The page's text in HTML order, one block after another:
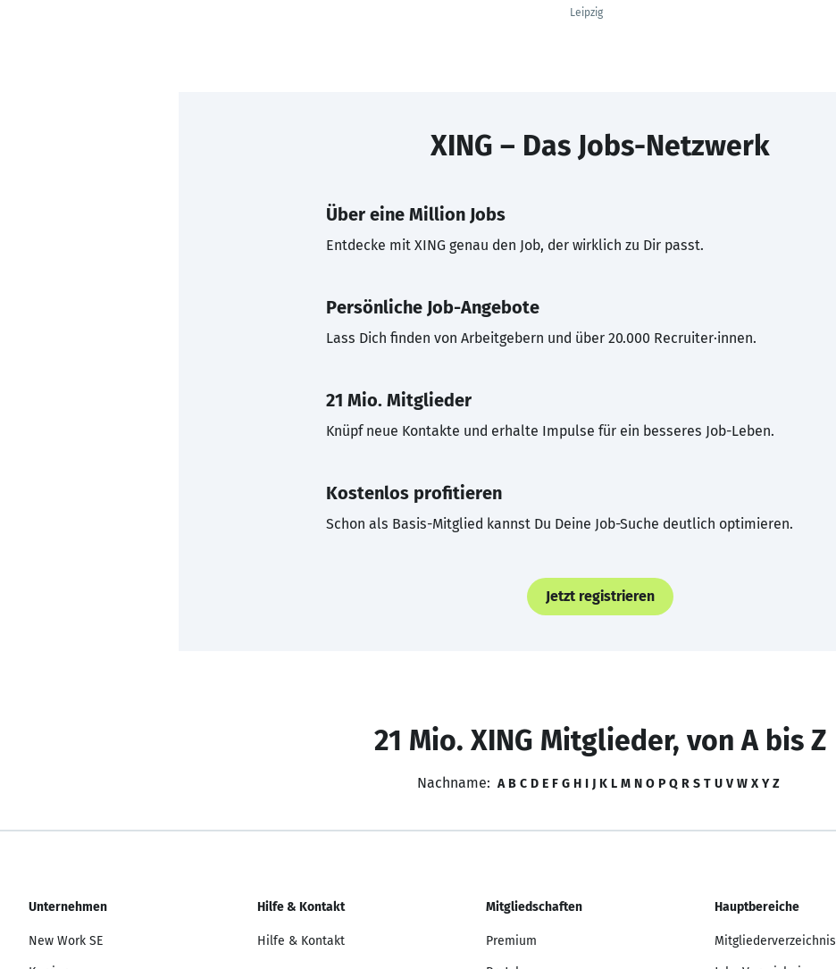
Leipzig
XING – Das Jobs-Netzwerk
Über eine Million Jobs
Entdecke mit XING genau den Job, der wirklich zu Dir passt.
Persönliche Job-Angebote
Lass Dich finden von Arbeitgebern und über 20.000 Recruiter·innen.
21 Mio. Mitglieder
Knüpf neue Kontakte und erhalte Impulse für ein besseres Job-Leben.
Kostenlos profitieren
Schon als Basis-Mitglied kannst Du Deine Job-Suche deutlich optimieren.
Jetzt registrieren
21 Mio. XING Mitglieder, von A bis Z
Nachname: A B C D E F G H I J K L M N O P Q R S T U V W X Y Z
Unternehmen
New Work SE
Hilfe & Kontakt
Hilfe & Kontakt
Mitgliedschaften
Premium
Hauptbereiche
Mitgliederverzeichnis